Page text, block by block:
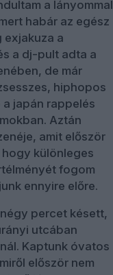
a lányommal
habár az egész
exjakuza a
a dj-pult adta a
de már
hiphopos
japán rappelés
Aztán
amit először
különleges
fogom
ennyire előre.
percet késett,
utcában
Kaptunk óvatos
először nem